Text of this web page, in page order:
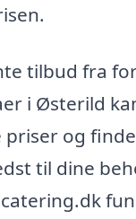
tilbud fra
i Østerild
priser og
til dine